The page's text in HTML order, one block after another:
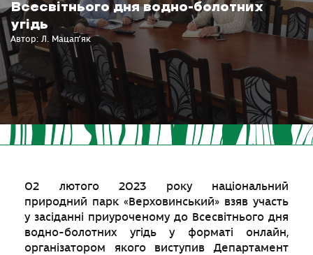
Всесвітнього дня водно-болотних
угідь
Автор: Л. Мацап’як
02 лютого 2023 року національний
природний парк «Верховинський» взяв участь
у засіданні приуроченому до Всесвітнього дня
водно-болотних угідь у форматі онлайн,
організатором якого виступив Департамент